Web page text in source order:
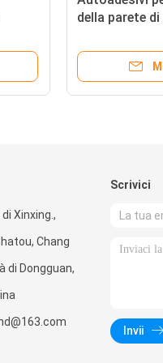
della parete
schiuma
Xinxing.,
Chang
di Dongguan,
Scrivici
Invii